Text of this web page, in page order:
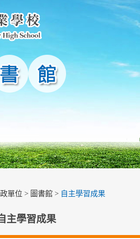
單位 > 圖書館 > 自主學習成果
主學習成果